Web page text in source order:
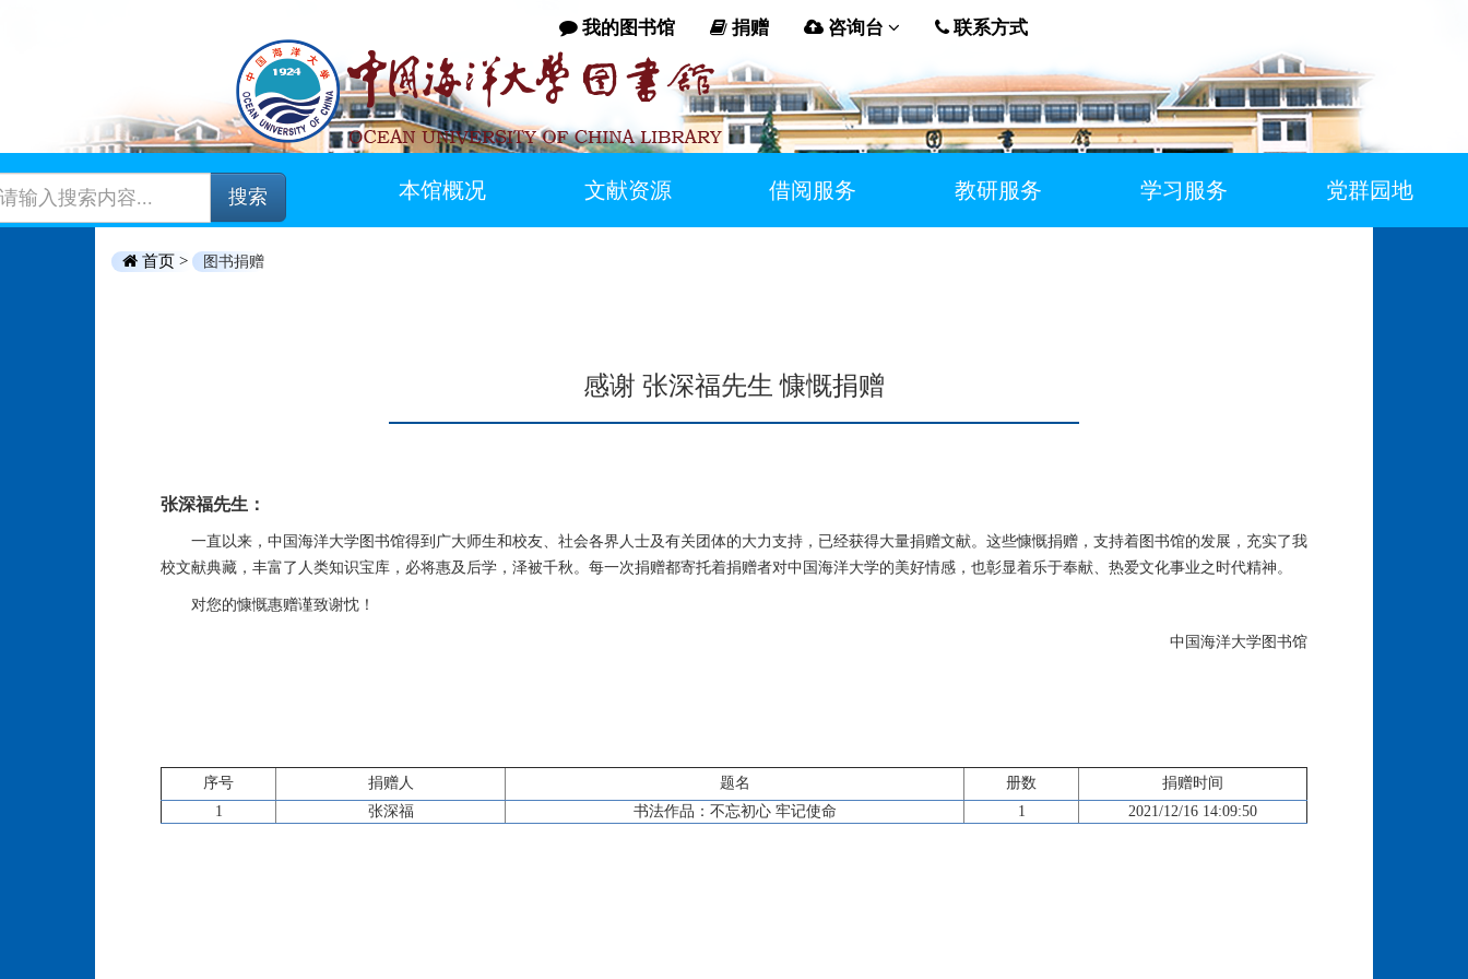
我的图书馆 捐赠 咨询台 联系方式
搜索 本馆概况 文献资源 借阅服务 教研服务 学习服务 党群园地
首页 > 图书捐赠
感谢 张深福先生 慷慨捐赠
张深福先生：
一直以来，中国海洋大学图书馆得到广大师生和校友、社会各界人士及有关团体的大力支持，已经获得大量捐赠文献。这些慷慨捐赠，支持着图书馆的发展，充实了我
校文献典藏，丰富了人类知识宝库，必将惠及后学，泽被千秋。每一次捐赠都寄托着捐赠者对中国海洋大学的美好情感，也彰显着乐于奉献、热爱文化事业之时代精神。
对您的慷慨惠赠谨致谢忱！
中国海洋大学图书馆
序号 捐赠人 题名 册数
捐赠时间
1
张深福 书法作品：不忘初心 牢记使命 1 2021/12/16 14:09:50